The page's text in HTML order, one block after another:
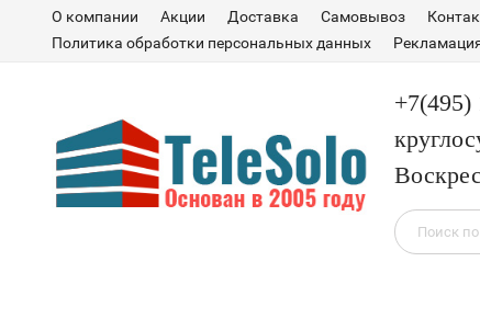
О компании Акции Доставка Самовывоз
Политика обработки персональных данных
+7(495)